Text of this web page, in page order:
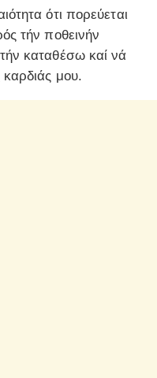
ότι πορεύεται
τήν ποθεινήν
καταθέσω καί νά
μου.